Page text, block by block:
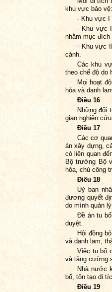
khu vực bảo vệ:
- Khu vực I
- Khu vực
nhằm mục đích
- Khu vực
cảnh.
Các khu
theo chế độ do
Mọi hoạt
hóa và danh
Điều 16
Những đối
gian nghiên
Điều 17
Các cơ
án xây dựng,
có liên quan
Bộ trưởng Bộ
hóa, chủ công
Điều 18
Uỷ ban
đương quyết
do mình quản lý.
Đề án tu
duyệt.
Hội đồng
và danh lam,
Việc tu bổ
và tăng cường
Nhà nước
bổ, tôn tạo di
Điều 19